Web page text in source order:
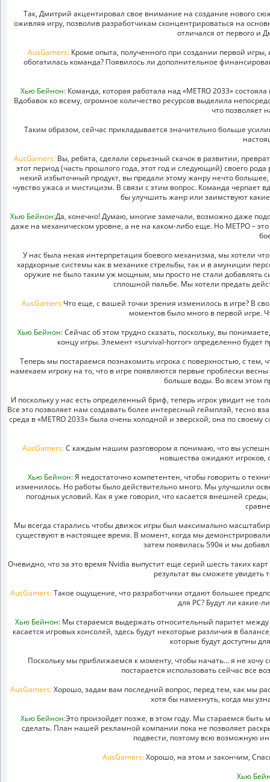
Так, Дмитрий акцентировал свое внимание на создание нового
оживляя игру, позволив разработчикам сконцентрироваться на
отличался от первого и
AusGamers:Кроме опыта, полученного при создании первой
обогатилась команда? Появилось ли дополнительное
Хью Бейнон: Команда, которая работала над «METRO 2033»
Вдобавок ко всему, огромное количество ресурсов выделила
что позволяет
Таким образом, сейчас прикладывается значительно больше
AusGamers:Вы, ребята, сделали серьезный скачок в развитии,
этот период (часть прошлого года, этот год и следующий) своего
некий избыточный продукт, вы предали этому жанру нечто
чувство ужаса и мистицизм. В связи с этим вопрос. Команда черпает
бы улучшить жанр или заимствуют
Хью Бейнон:Да, конечно! Думаю, многие замечали, возможно даже
даже на механическом уровне, а не на каком-либо еще. Но МЕТРО –
У нас была некая интерпретация боевого механизма, мы хотели
хардкорные системы как в механике стрельбы, так и в амуниции
оружие не было таким уж мощным, мы просто не стали добавлять
сплошной пальбе. Мы хотели предать
AusGamers:Что еще, с вашей точки зрения изменилось в игре? В
моментов было много в первой игре.
Хью Бейнон:Сейчас об этом трудно сказать, поскольку, вы
концу игры. Элемент «survival-horror» определенно будет
Теперь мы постараемся познакомить игрока с поверхностью, с
намекаем игроку на то, что в игре появляются первые проблески
больше воды. Во всем этом
И поскольку у нас есть определенный бриф, теперь игрок увидит не
Все это позволяет нам создавать более интересный геймплэй,
среда в «METRO 2033» была очень холодной и зверской, она по
AusGamers:С каждым нашим разговором я понимаю, что вы
новшества ожидают
Хью Бейнон:Я недостаточно компетентен, чтобы говорить о
изменилось. Но работы было действительно много. Мы улучшили
погодных условий. Как я уже говорил, что касается внешней
Мы всегда старались чтобы движок игры был максимально
существуют в настоящее время. В момент, когда мы
затем появилась 590я и мы
Очевидно, что за это время Nvidia выпустит еще серий шесть таких
результат вы сможете увидеть
AusGamers:Такое ощущение, что разработчики отдают большее
для PC? Будут ли какие-
Хью Бейнон: Мы стараемся выдержать относительный паритет
касается игровых консолей, здесь будут некоторые различия в
которые будут доступны
Поскольку мы приближаемся к моменту, чтобы начать… я не хочу
постарается использовать сейчас все
AusGamers:Хорошо, задам вам последний вопрос, перед тем, как мы
хотя бы намекнуть, когда мы
Хью Бейнон:Это произойдет позже, в этом году. Мы стараемся
сделать. План нашей рекламной компании пока не позволяет
подвести, поэтому всю возможную
AusGamers:Хорошо, на этом и закончим,
Хью